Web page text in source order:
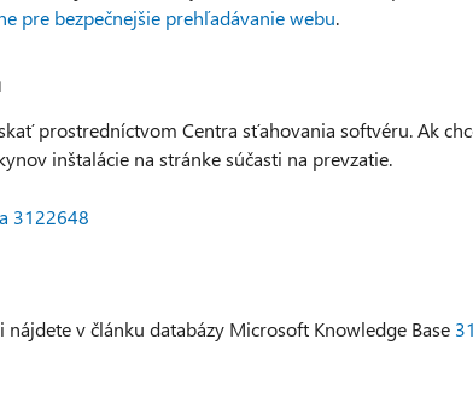
pre bezpečnejšie prehľadávanie webu.
prostredníctvom Centra sťahovania softvéru. Ak
inštalácie na stránke súčasti na prevzatie.
3122648
v článku databázy Microsoft Knowledge Base